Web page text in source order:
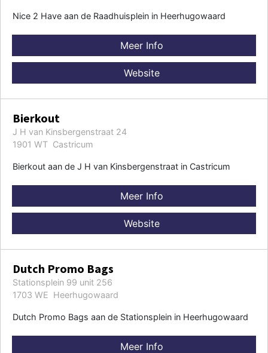
Nice 2 Have aan de Raadhuisplein in Heerhugowaard
Meer Info
Website
Bierkout
J H van Kinsbergenstraat 24
1901 WT Castricum
Bierkout aan de J H van Kinsbergenstraat in Castricum
Meer Info
Website
Dutch Promo Bags
Stationsplein 99 unit 256
1703 WE Heerhugowaard
Dutch Promo Bags aan de Stationsplein in Heerhugowaard
Meer Info